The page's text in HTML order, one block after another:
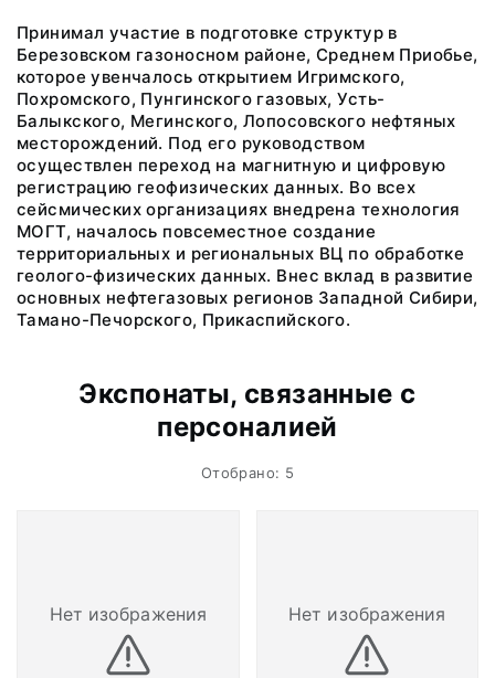
Принимал участие в подготовке структур в
Березовском газоносном районе, Среднем Приобье,
которое увенчалось открытием Игримского,
Похромского, Пунгинского газовых, Усть-
Балыкского, Мегинского, Лопосовского нефтяных
месторождений. Под его руководством
осуществлен переход на магнитную и цифровую
регистрацию геофизических данных. Во всех
сейсмических организациях внедрена технология
МОГТ, началось повсеместное создание
территориальных и региональных ВЦ по обработке
геолого-физических данных. Внес вклад в развитие
основных нефтегазовых регионов Западной Сибири,
Тамано-Печорского, Прикаспийского.
Экспонаты, связанные с
персоналией
Отобрано: 5
Нет изображения Нет изображения